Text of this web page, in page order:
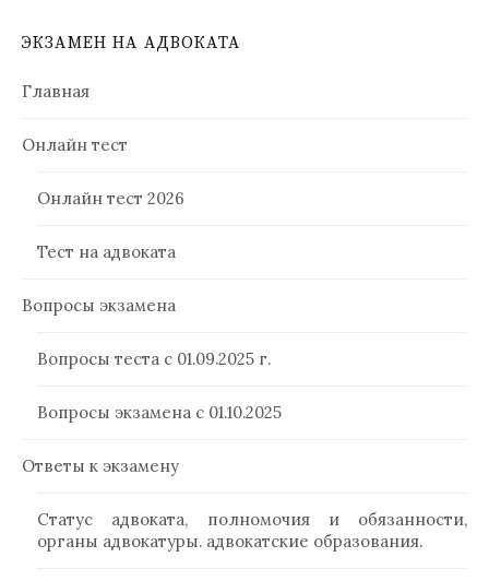
ЭКЗАМЕН НА АДВОКАТА
Главная
Онлайн тест
Онлайн тест 2026
Тест на адвоката
Вопросы экзамена
Вопросы теста с 01.09.2025 г.
Вопросы экзамена с 01.10.2025
Ответы к экзамену
Статус адвоката, полномочия и обязанности,
органы адвокатуры. адвокатские образования.